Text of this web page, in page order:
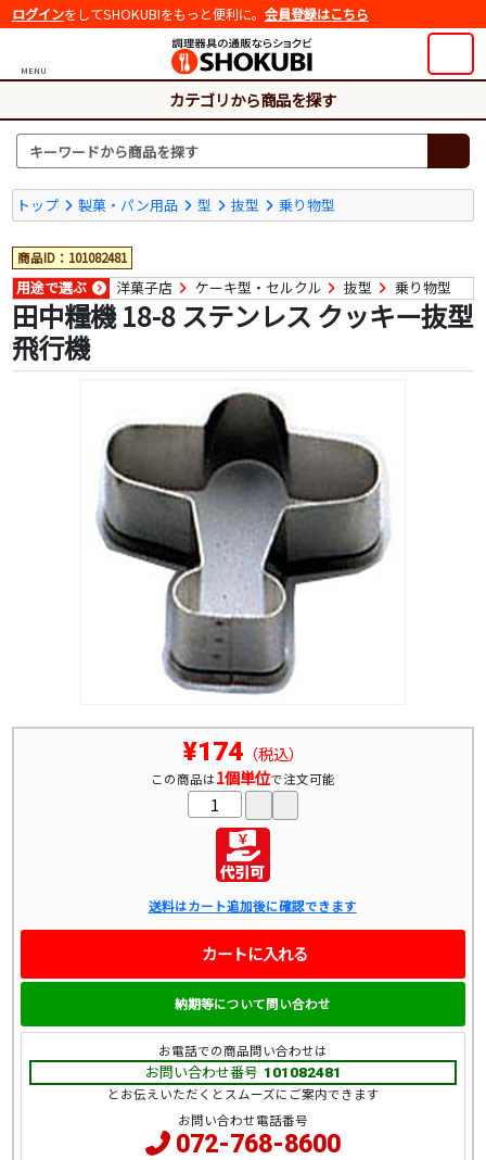
ログインをしてSHOKUBIをもっと便利に。 会員登録はこちら
MENU
カテゴリから商品を探す
トップ 製菓・パン用品 型 抜型 乗り物型
商品ID：101082481
用途で選ぶ 洋菓子店 ケーキ型・セルクル 抜型 乗り物型
田中糧機 18-8 ステンレス クッキー抜型
飛行機
¥174（税込）
この商品は1個単位で注文可能
送料はカート追加後に確認できます
カートに入れる
納期等について問い合わせ
お電話での商品問い合わせは
お問い合わせ番号 101082481
とお伝えいただくとスムーズにご案内できます
お問い合わせ電話番号
072-768-8600